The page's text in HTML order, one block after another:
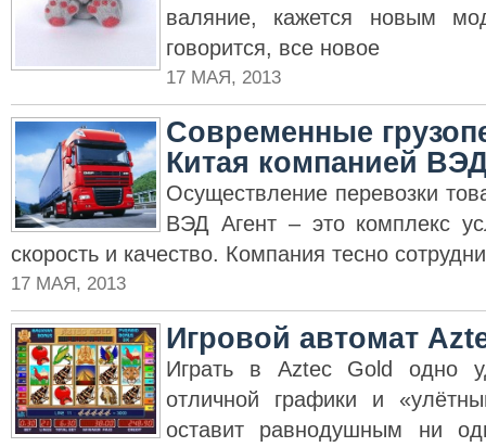
валяние, кажется новым
говорится, все новое
17 МАЯ, 2013
Современные
Китая компанией
Осуществление перевозки
ВЭД Агент – это комплекс
скорость и качество. Компания тесно
17 МАЯ, 2013
Игровой автомат
Играть в Aztec Gold одно
отличной графики и
оставит равнодушным ни